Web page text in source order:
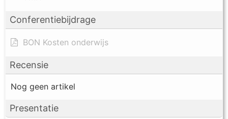
Conferentiebijdrage
BON Kosten onderwijs
Recensie
Nog geen artikel
Presentatie